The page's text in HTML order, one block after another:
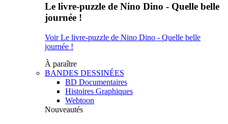
Le livre-puzzle de Nino Dino - Quelle belle
journée !
Voir Le livre-puzzle de Nino Dino - Quelle belle
journée !
À paraître
BANDES DESSINÉES
BD Documentaires
Histoires Graphiques
Webtoon
Nouveautés